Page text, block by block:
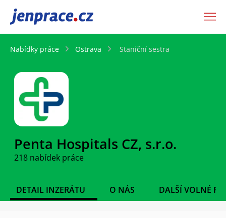
JenPráce.cz
Nabídky práce Ostrava Staniční sestra
Penta Hospitals CZ, s.r.o.
218 nabídek práce
DETAIL INZERÁTU O NÁS DALŠÍ VOLNÉ